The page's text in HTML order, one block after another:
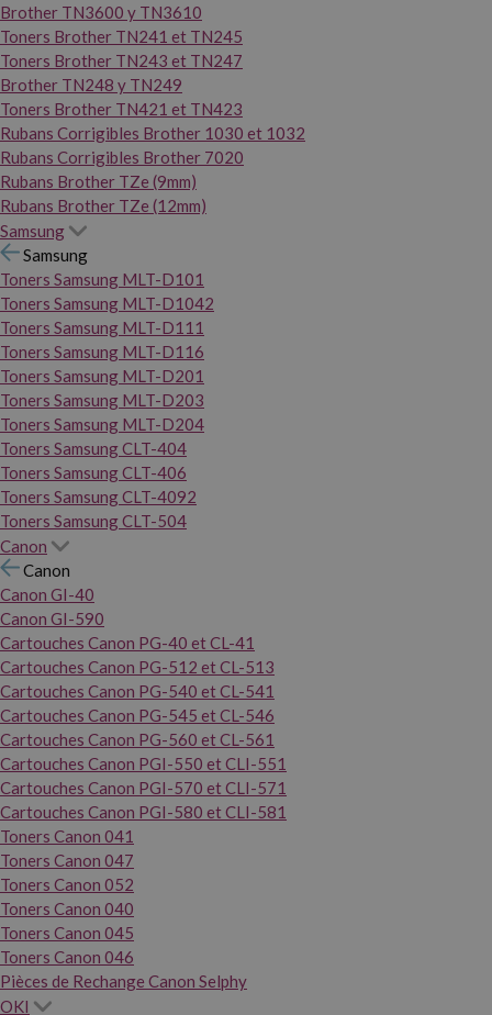
Brother TN3600 y TN3610
Toners Brother TN241 et TN245
Toners Brother TN243 et TN247
Brother TN248 y TN249
Toners Brother TN421 et TN423
Rubans Corrigibles Brother 1030 et 1032
Rubans Corrigibles Brother 7020
Rubans Brother TZe (9mm)
Rubans Brother TZe (12mm)
Samsung
Samsung
Toners Samsung MLT-D101
Toners Samsung MLT-D1042
Toners Samsung MLT-D111
Toners Samsung MLT-D116
Toners Samsung MLT-D201
Toners Samsung MLT-D203
Toners Samsung MLT-D204
Toners Samsung CLT-404
Toners Samsung CLT-406
Toners Samsung CLT-4092
Toners Samsung CLT-504
Canon
Canon
Canon GI-40
Canon GI-590
Cartouches Canon PG-40 et CL-41
Cartouches Canon PG-512 et CL-513
Cartouches Canon PG-540 et CL-541
Cartouches Canon PG-545 et CL-546
Cartouches Canon PG-560 et CL-561
Cartouches Canon PGI-550 et CLI-551
Cartouches Canon PGI-570 et CLI-571
Cartouches Canon PGI-580 et CLI-581
Toners Canon 041
Toners Canon 047
Toners Canon 052
Toners Canon 040
Toners Canon 045
Toners Canon 046
Pièces de Rechange Canon Selphy
OKI